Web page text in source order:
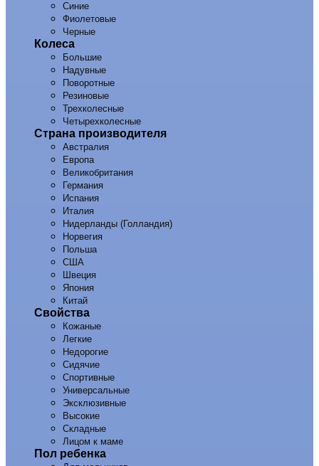
Синие
Фиолетовые
Черные
Колеса
Большие
Надувные
Поворотные
Резиновые
Трехколесные
Четырехколесные
Страна производителя
Австралия
Европа
Великобритания
Германия
Испания
Италия
Нидерланды (Голландия)
Норвегия
Польша
США
Швеция
Япония
Китай
Свойства
Кожаные
Легкие
Недорогие
Сидячие
Спортивные
Универсальные
Эксклюзивные
Высокие
Складные
Лицом к маме
Пол ребенка